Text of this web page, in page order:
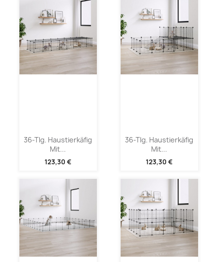
36-Tlg. Haustierkäfig
Mit...
123,30 €
36-Tlg. Haustierkäfig
Mit...
123,30 €